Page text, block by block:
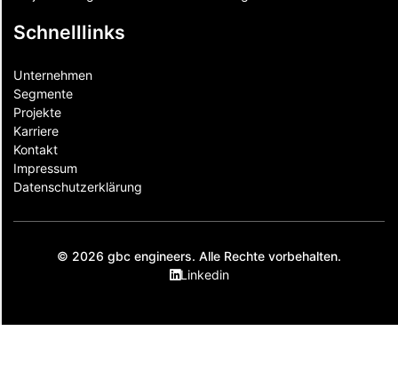
Schnelllinks
Unternehmen
Segmente
Projekte
Karriere
Kontakt
Impressum
Datenschutzerklärung
© 2026 gbc engineers. Alle Rechte vorbehalten.
Linkedin